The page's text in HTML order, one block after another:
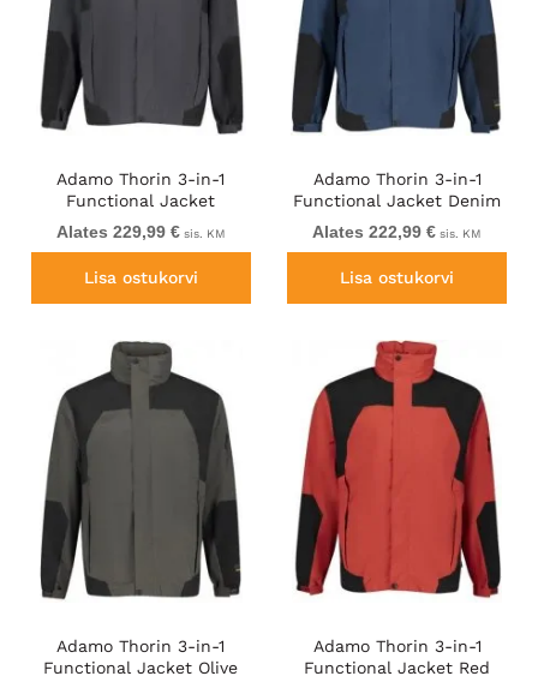
Adamo Thorin 3-in-1
Functional Jacket
Charcoal/Black
Alates 229,99 €sis. KM
Lisa ostukorvi
Adamo Thorin 3-in-1
Functional Jacket Denim
Blue
Alates 222,99 € sis. KM
Lisa ostukorvi
Adamo Thorin 3-in-1
Functional Jacket Olive
Adamo Thorin 3-in-1
Functional Jacket Red